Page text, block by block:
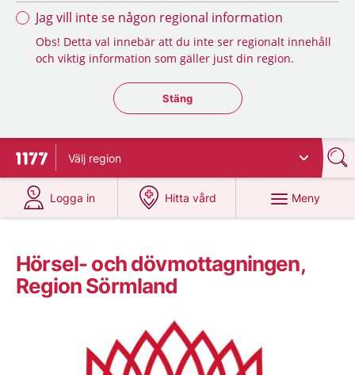
Jag vill inte se någon regional information
Obs! Detta val innebär att du inte ser regionalt innehåll
och viktig information som gäller just din region.
Stäng regionsväljaren
Stäng
Till startsidan för 1177
Välj region
Logga in
på 1177.se
Hitta vård
på 1177.se
Meny
Hörsel- och dövmottagningen,
Region Sörmland